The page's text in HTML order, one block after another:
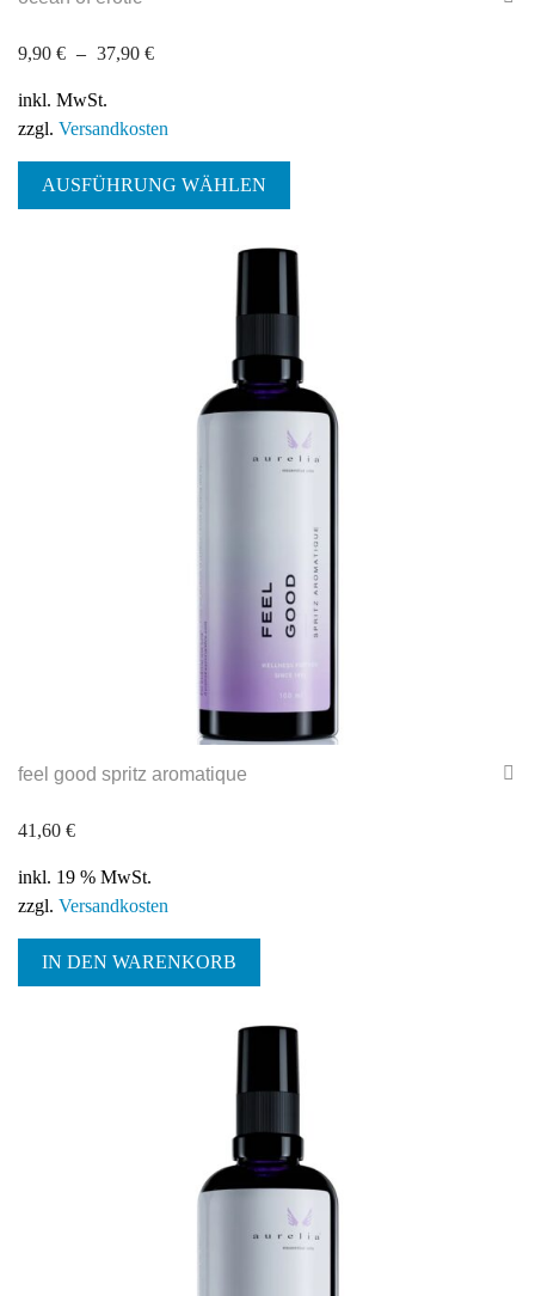
9,90 € – 37,90 €
inkl. MwSt.
zzgl. Versandkosten
AUSFÜHRUNG WÄHLEN
weist
Varianten
auf.
Optionen
können
auf
der
Produktseite
werden
feel good spritz aromatique
41,60 €
inkl. 19 % MwSt.
zzgl. Versandkosten
IN DEN WARENKORB